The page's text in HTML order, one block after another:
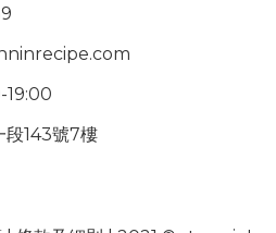
19:00
段143號7樓